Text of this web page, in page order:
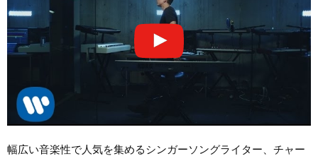
幅広い音楽性で人気を集めるシンガーソングライター、チャー